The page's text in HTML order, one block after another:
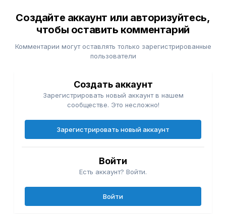
Создайте аккаунт или авторизуйтесь,
чтобы оставить комментарий
Комментарии могут оставлять только зарегистрированные
пользователи
Создать аккаунт
Зарегистрировать новый аккаунт в нашем
сообществе. Это несложно!
Зарегистрировать новый аккаунт
Войти
Есть аккаунт? Войти.
Войти